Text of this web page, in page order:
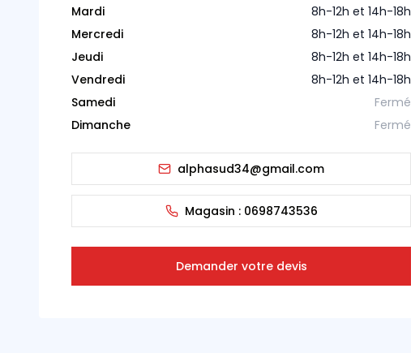
Mardi
8h-12h et 14h-18h
Mercredi
8h-12h et 14h-18h
Jeudi
8h-12h et 14h-18h
Vendredi
8h-12h et 14h-18h
Samedi
Fermé
Dimanche
Fermé
alphasud34@gmail.com
Magasin : 0698743536
Demander votre devis